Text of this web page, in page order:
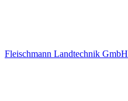
Fleischmann Landtechnik GmbH